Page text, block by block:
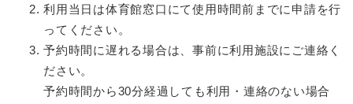
利用当日は体育館窓口にて使用時間前までに申請を行
ってください。
予約時間に遅れる場合は、事前に利用施設にご連絡く
ださい。
予約時間から30分経過しても利用・連絡のない場合